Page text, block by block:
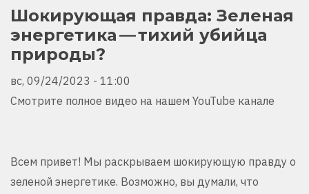
Шокирующая правда: Зеленая
энергетика — тихий убийца
природы?
вс, 09/24/2023 - 11:00
Смотрите полное видео на нашем YouTube канале
Всем привет! Мы раскрываем шокирующую правду о
зеленой энергетике. Возможно, вы думали, что